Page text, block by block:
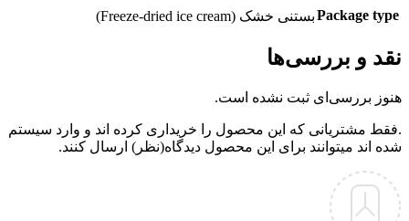
Package typeبستنی خشک (Freeze-dried ice cream)
نقد و بررسی‌ها
هنوز بررسی‌ای ثبت نشده است.
.فقط مشتریانی که این محصول را خریداری کرده اند و وارد سیستم
شده اند میتوانند برای این محصول دیدگاه(نظر) ارسال کنند.